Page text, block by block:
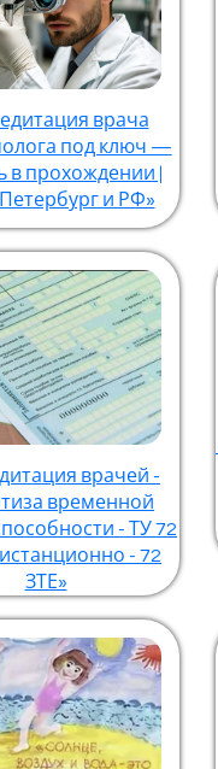
врача
под ключ —
прохождении |
и РФ»
врачей -
временной
- ТУ 72
- 72
ЗТЕ»